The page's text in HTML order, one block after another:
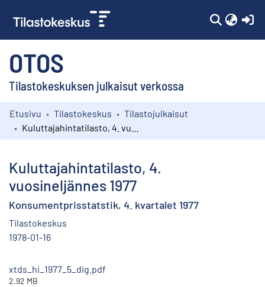
OTOS
Tilastokeskuksen julkaisut verkossa
Kokoelmat
Etusivu Tilastokeskus
Tilastojulkaisut
Kuluttajahintatilasto, 4.
vuosineljännes 1977
Konsumentprisstatstik, 4. kvartalet 1977
Tilastokeskus
1978-01-16
xtds_hi_1977_5_dig.pdf
2.92 MB